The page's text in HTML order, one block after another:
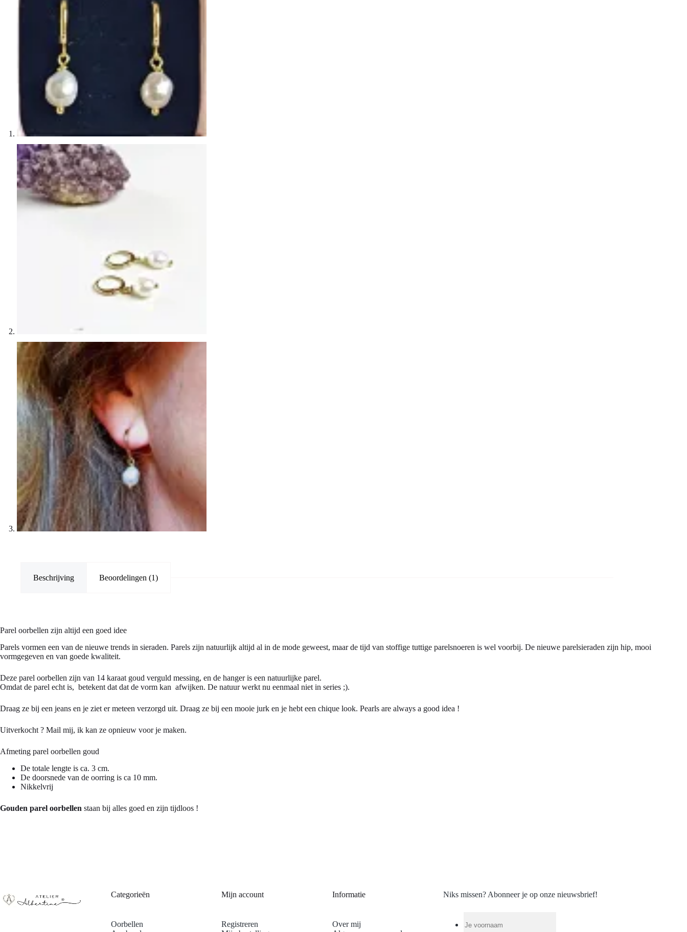
Beschrijving Beoordelingen (1)
Parel oorbellen zijn altijd een goed idee
Parels vormen een van de nieuwe trends in sieraden. Parels zijn natuurlijk altijd al in de mode geweest, maar de tijd van stoffige tuttige parelsnoeren is wel voorbij. De nieuwe parelsieraden zijn hip, mooi
vormgegeven en van goede kwaliteit.
Deze parel oorbellen zijn van 14 karaat goud verguld messing, en de hanger is een natuurlijke parel.
Omdat de parel echt is, betekent dat dat de vorm kan afwijken. De natuur werkt nu eenmaal niet in series ;).
Draag ze bij een jeans en je ziet er meteen verzorgd uit. Draag ze bij een mooie jurk en je hebt een chique look. Pearls are always a good idea !
Uitverkocht ? Mail mij, ik kan ze opnieuw voor je maken.
Afmeting parel oorbellen goud
De totale lengte is ca. 3 cm.
De doorsnede van de oorring is ca 10 mm.
Nikkelvrij
Gouden parel oorbellen staan bij alles goed en zijn tijdloos !
Categorieën
Oorbellen
Mijn account
Registreren
Informatie
Over mij
Niks missen? Abonneer je op onze nieuwsbrief!